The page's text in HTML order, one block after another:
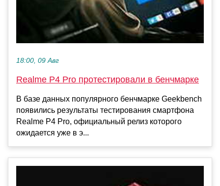
18:00, 09 Авг
Realme P4 Pro протестировали в бенчмарке
В базе данных популярного бенчмарке Geekbench
появились результаты тестирования смартфона
Realme P4 Pro, официальный релиз которого
ожидается уже в э...